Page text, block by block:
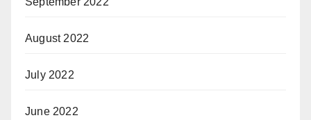
August 2022
July 2022
June 2022